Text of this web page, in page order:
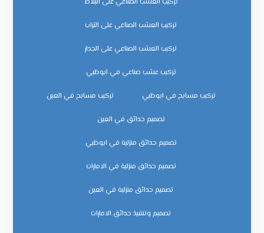
تركيب العشب الصناعي على التراب
تركيب العشب الصناعي على الجدار
تركيب عشب صناعي في ابوظبي
تركيب مسابح في ابوظبي تركيب مسابح في العين
تصميم حدائق في العين
تصميم حدائق منزلية في ابوظبي
تصميم حدائق منزلية في الامارات
تصميم حدائق منزلية في العين
تصميم وتنفيذ حدائق الامارات